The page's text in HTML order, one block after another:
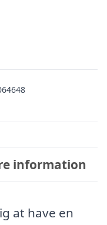
information
at have en